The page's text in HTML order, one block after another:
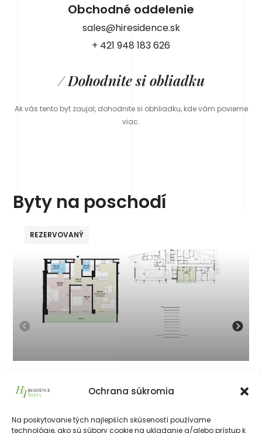
Ochrana súkromia
Na poskytovanie tých najlepších skúseností používame
technológie, ako sú súbory cookie na ukladanie a/alebo prístup k
Obchodné oddelenie
sales@hiresidence.sk
+ 421 948 183 626
/ Dohodnite si obliadku
Ak vás tento byt zaujal, dohodnite si obhliadku, kde vám povieme
viac.
Byty na poschodí
REZERVOVANÝ
P 10 01
320 000